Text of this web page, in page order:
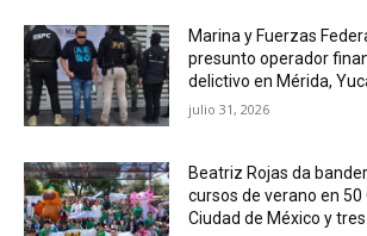
Marina y Fuerzas
presunto operador
delictivo en Mérida,
julio 31, 2026
Beatriz Rojas da
cursos de verano en 50
Ciudad de México y